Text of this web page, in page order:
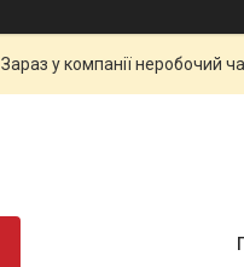
Зараз у компанії неробочий